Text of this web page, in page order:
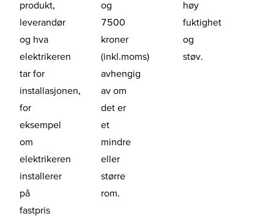
produkt,
leverandør
og hva
elektrikeren
tar for
installasjonen,
for
eksempel
om
elektrikeren
installerer
på
fastpris
og
7500
kroner
(inkl.moms)
avhengig
av om
det er
et
mindre
eller
større
rom.
høy
fuktighet
og
støv.